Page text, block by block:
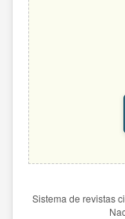
Sistema de revistas